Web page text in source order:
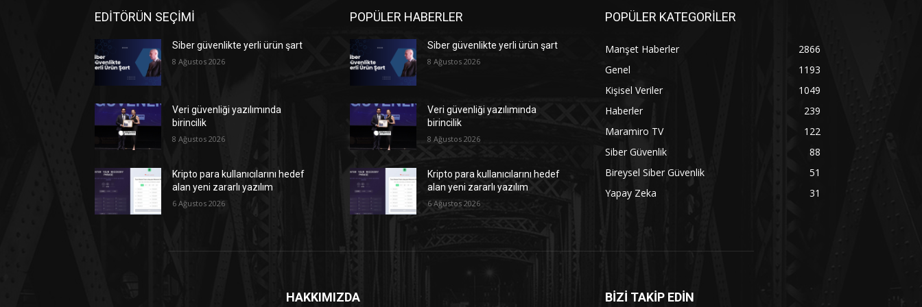
EDİTÖRÜN SEÇİMİ
Siber güvenlikte yerli ürün şart
8 Ağustos 2026
Veri güvenliği yazılımında
birincilik
8 Ağustos 2026
Kripto para kullanıcılarını hedef
alan yeni zararlı yazılım
6 Ağustos 2026
POPÜLER HABERLER
Siber güvenlikte yerli ürün şart
8 Ağustos 2026
Veri güvenliği yazılımında
birincilik
8 Ağustos 2026
Kripto para kullanıcılarını hedef
alan yeni zararlı yazılım
6 Ağustos 2026
POPÜLER KATEGORİLER
Manşet Haberler
2866
Genel
1193
Kişisel Veriler
1049
Haberler
239
Maramiro TV
122
Siber Güvenlik
88
Bireysel Siber Güvenlik
51
Yapay Zeka
31
HAKKIMIZDA BİZİ TAKİP EDİN